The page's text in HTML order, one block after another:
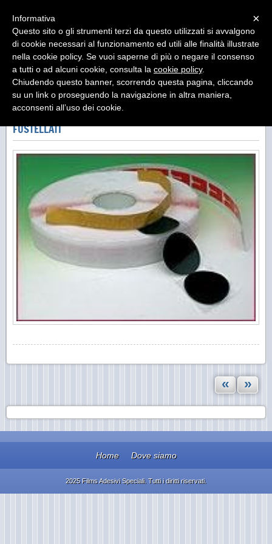
INDIETRO «
FUSTELLATI
« »
Home Dove siamo
2025 Films Adesivi Speciali. Tutti i diritti riservati.
×
Informativa
Questo sito o gli strumenti terzi da questo utilizzati si avvalgono
di cookie necessari al funzionamento ed utili alle finalità illustrate
nella cookie policy. Se vuoi saperne di più o negare il consenso
a tutti o ad alcuni cookie, consulta la cookie policy.
Chiudendo questo banner, scorrendo questa pagina, cliccando
su un link o proseguendo la navigazione in altra maniera,
acconsenti all’uso dei cookie.